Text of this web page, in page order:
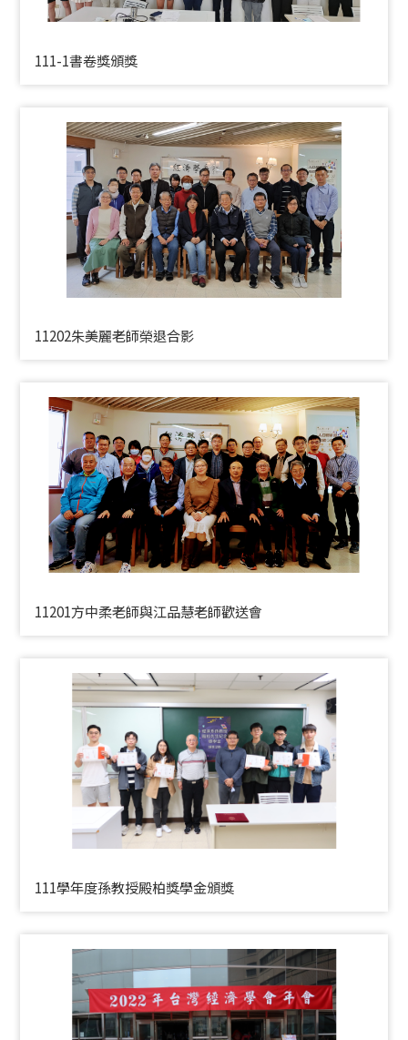
111-1書卷獎頒獎
11202朱美麗老師榮退合影
11201方中柔老師與江品慧老師歡送會
111學年度孫教授殿柏獎學金頒獎